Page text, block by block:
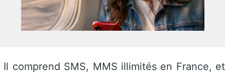
Il comprend SMS, MMS illimités en France, et